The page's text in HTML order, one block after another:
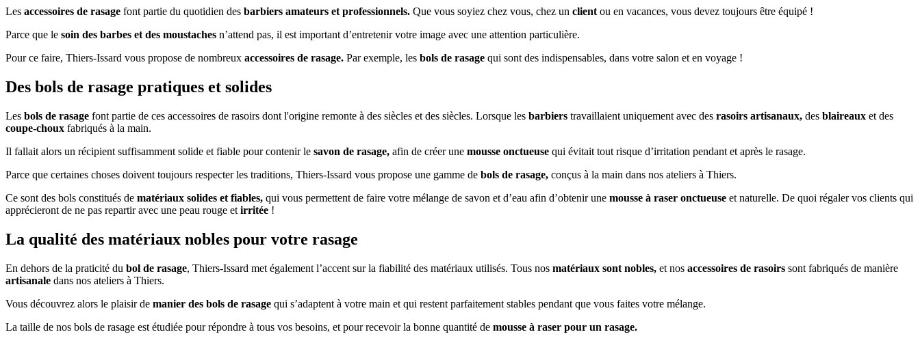
Les accessoires de rasage font partie du quotidien des barbiers amateurs et professionnels. Que vous soyiez chez vous, chez un client ou en vacances, vous devez toujours être équipé !
Parce que le soin des barbes et des moustaches n’attend pas, il est important d’entretenir votre image avec une attention particulière.
Pour ce faire, Thiers-Issard vous propose de nombreux accessoires de rasage. Par exemple, les bols de rasage qui sont des indispensables, dans votre salon et en voyage !
Des bols de rasage pratiques et solides
Les bols de rasage font partie de ces accessoires de rasoirs dont l'origine remonte à des siècles et des siècles. Lorsque les barbiers travaillaient uniquement avec des rasoirs artisanaux, des blaireaux et des
coupe-choux fabriqués à la main.
Il fallait alors un récipient suffisamment solide et fiable pour contenir le savon de rasage, afin de créer une mousse onctueuse qui évitait tout risque d’irritation pendant et après le rasage.
Parce que certaines choses doivent toujours respecter les traditions, Thiers-Issard vous propose une gamme de bols de rasage, conçus à la main dans nos ateliers à Thiers.
Ce sont des bols constitués de matériaux solides et fiables, qui vous permettent de faire votre mélange de savon et d’eau afin d’obtenir une mousse à raser onctueuse et naturelle. De quoi régaler vos clients qui
apprécieront de ne pas repartir avec une peau rouge et irritée !
La qualité des matériaux nobles pour votre rasage
En dehors de la praticité du bol de rasage, Thiers-Issard met également l’accent sur la fiabilité des matériaux utilisés. Tous nos matériaux sont nobles, et nos accessoires de rasoirs sont fabriqués de manière
artisanale dans nos ateliers à Thiers.
Vous découvrez alors le plaisir de manier des bols de rasage qui s’adaptent à votre main et qui restent parfaitement stables pendant que vous faites votre mélange.
La taille de nos bols de rasage est étudiée pour répondre à tous vos besoins, et pour recevoir la bonne quantité de mousse à raser pour un rasage.